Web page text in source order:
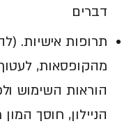
דברים
תרופות אישיות.
מהקופסאות,
הוראות השימוש
הניילון, חוסך